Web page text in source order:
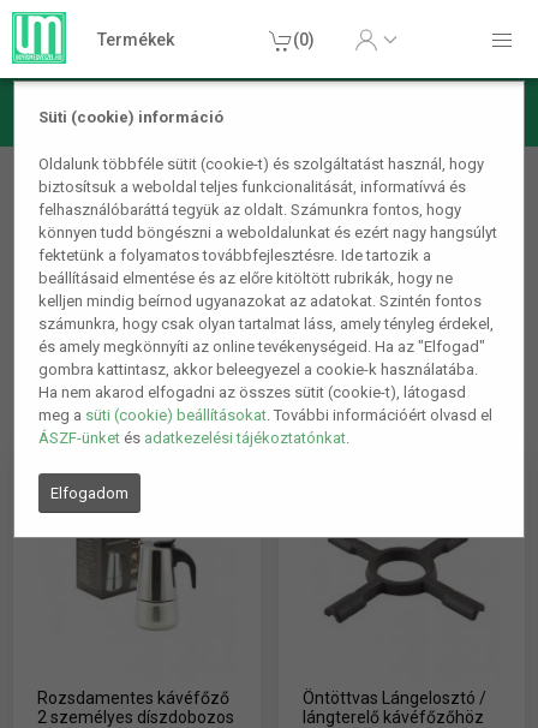
Süti (cookie) információ
Oldalunk többféle sütit (cookie-t) és szolgáltatást használ, hogy
biztosítsuk a weboldal teljes funkcionalitását, informatívvá és
felhasználóbaráttá tegyük az oldalt. Számunkra fontos, hogy
könnyen tudd böngészni a weboldalunkat és ezért nagy hangsúlyt
fektetünk a folyamatos továbbfejlesztésre. Ide tartozik a
beállításaid elmentése és az előre kitöltött rubrikák, hogy ne
kelljen mindig beírnod ugyanazokat az adatokat. Szintén fontos
számunkra, hogy csak olyan tartalmat láss, amely tényleg érdekel,
és amely megkönnyíti az online tevékenységeid. Ha az "Elfogad"
gombra kattintasz, akkor beleegyezel a cookie-k használatába.
Ha nem akarod elfogadni az összes sütit (cookie-t), látogasd
meg a süti (cookie) beállításokat. További információért olvasd el
ÁSZF-ünket és adatkezelési tájékoztatónkat.
Elfogadom
Termékek (0)
Konyhai termékek
Teázás, Kávézás
1 2 4.
Rozsdamentes kávéfőző
2 személyes díszdobozos
Öntöttvas Lángelosztó /
lángterelő kávéfőzőhöz